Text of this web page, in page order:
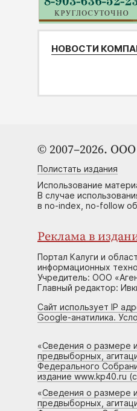
НОВОСТИ
© 2007–2026.
Полистать издания
Использование
В случае
в no-index, no-follow
Реклама в
Портал Калуги и
информационных
Учредитель: ООО
Главный редактор:
Сайт использует IP
Google-анатилика.
«Сведения о размере
предвыборных,
Федерального
издание www.kp40.ru
«Сведения о размере
предвыборных,